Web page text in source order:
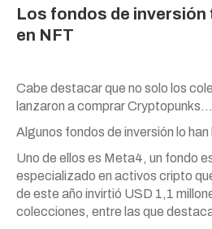
Los fondos de inversión
en NFT
Cabe destacar que no solo los
lanzaron a comprar Cryptopunks…
Algunos fondos de inversión lo
Uno de ellos es Meta4, un fondo
especializado en activos cripto
de este año invirtió USD 1,1
colecciones, entre las que